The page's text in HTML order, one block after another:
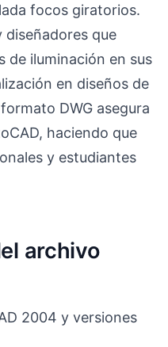
focos giratorios.
diseñadores que
de iluminación en sus
en diseños de
DWG asegura
haciendo que
y estudiantes
archivo
2004 y versiones